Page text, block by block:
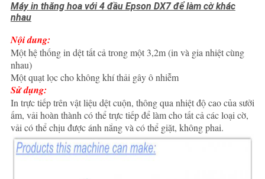
COMPANY
NEWS
SƠ
ĐỒ
TRANG
WEB
Máy in thăng hoa với 4 đầu Epson DX7 để làm cờ khác
nhau
Nội dung:
Một hệ thống in dệt tất cả trong một 3,2m (in và gia nhiệt cùng
nhau)
Một quạt lọc cho không khí thải gây ô nhiễm
Sử dụng:
In trực tiếp trên vật liệu dệt cuộn, thông qua nhiệt độ cao của sưởi
ấm, vải hoàn thành có thể trực tiếp để làm cho tất cả các loại cờ,
vải có thể chịu được ánh nắng và có thể giặt, không phai.